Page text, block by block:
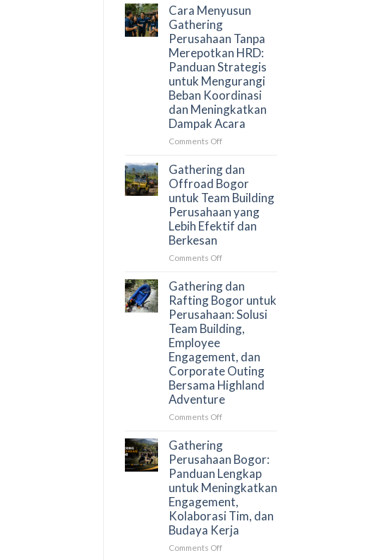
Outdoor
yang
Terkurasi
Banyak
Gathering
Perusahaan
Gagal
Menjaga
Engagement
Peserta?
Cara Menyusun
Gathering
Perusahaan Tanpa
Merepotkan HRD:
Panduan Strategis
untuk Mengurangi
Beban Koordinasi
dan Meningkatkan
Dampak Acara
Comments Offon
Menyusun
Gathering
Perusahaan
Tanpa
Merepotkan
HRD:
Strategis
Mengurangi
Beban
Koordinasi
dan
Meningkatkan
Acara
Gathering dan
Offroad Bogor
untuk Team Building
Perusahaan yang
Lebih Efektif dan
Berkesan
Comments Offon
dan
Offroad
Bogor
untuk
Team
Perusahaan
yang
Lebih
Efektif
Gathering dan
Rafting Bogor untuk
Perusahaan: Solusi
Team Building,
Employee
Engagement, dan
Corporate Outing
Bersama Highland
Adventure
Comments Offon
dan
Rafting
Bogor
untuk
Perusahaan:
Solusi
Team
Building,
Employee
Gathering
Perusahaan Bogor:
Panduan Lengkap
untuk Meningkatkan
Engagement,
Kolaborasi Tim, dan
Budaya Kerja
Comments Offon